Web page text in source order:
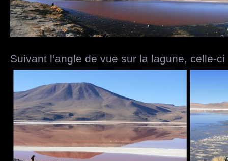
Suivant l’angle de vue sur la lagune, celle-